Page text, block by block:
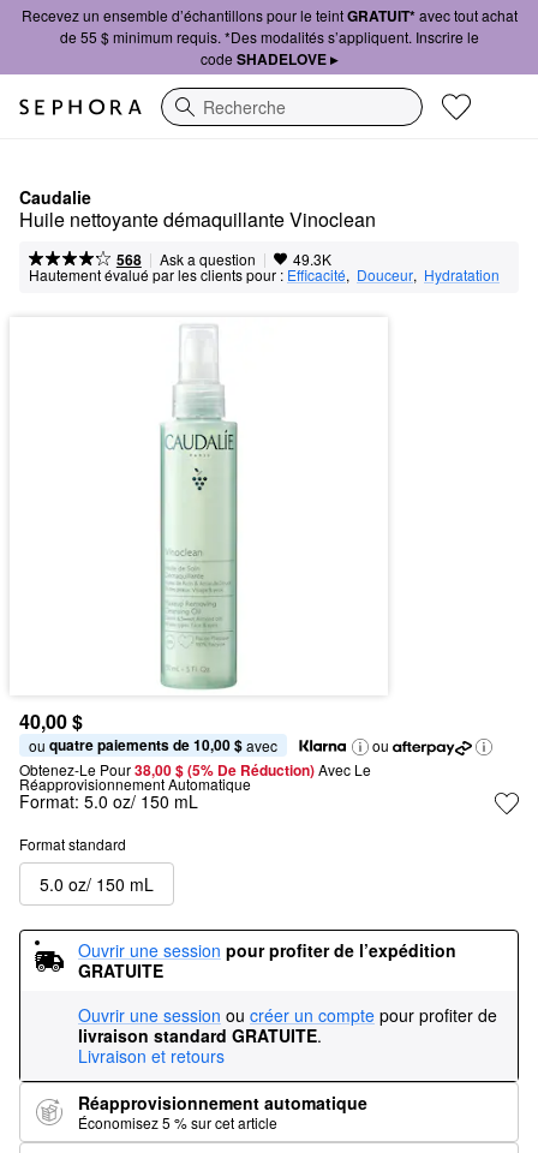
Recevez un ensemble d’échantillons pour le teintGRATUIT*avec tout achat
de 55 $ minimum requis. *Des modalités s’appliquent. Inscrire le
code SHADELOVE ▸
Recherche
Caudalie
Huile nettoyante démaquillante Vinoclean
568 | Ask a question | 49.3K
Hautement évalué par les clients pour : Efficacité, Douceur, Hydratation
40,00 $
ou quatre paiements de 10,00 $ avec
ou
Obtenez-Le Pour38,00 $ (5% De Réduction) Avec Le
Réapprovisionnement Automatique
Format: 5.0 oz/ 150 mL
Format standard
5.0 oz/ 150 mL
Ouvrir une session pour profiter de l’expédition
GRATUITE
Ouvrir une session ou créer un compte pour profiter de
livraison standard GRATUITE.
Livraison et retours
Réapprovisionnement automatique
Économisez 5 % sur cet article